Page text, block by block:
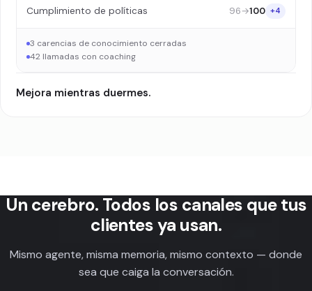
Cumplimiento de políticas 96→100 +4
3 carencias de conocimiento cerradas
42 llamadas con coaching
Mejora mientras duermes.
Un cerebro. Todos los canales que tus
clientes ya usan.
Mismo agente, misma memoria, mismo contexto — donde
sea que caiga la conversación.